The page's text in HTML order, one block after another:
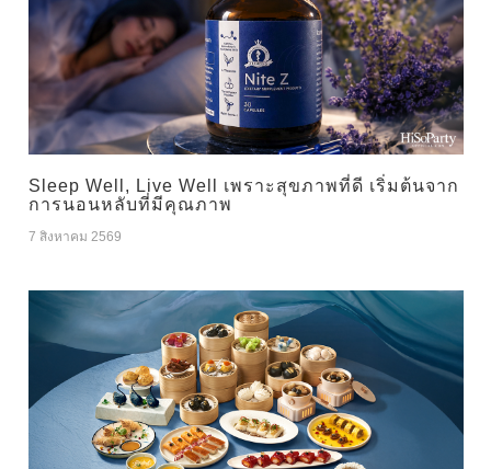
Sleep Well, Live Well เพราะสุขภาพที่ดี เริ่มต้นจาก
การนอนหลับที่มีคุณภาพ
7 สิงหาคม 2569